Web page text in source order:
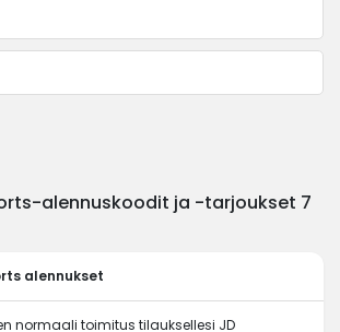
alennuskoodit ja -tarjoukset 7
alennukset
normaali toimitus tilauksellesi JD